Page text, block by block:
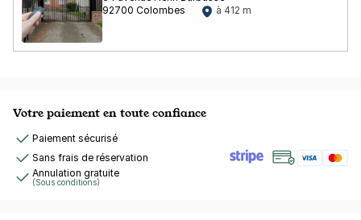
92700 Colombes
à 412 m
Votre paiement en toute confiance
Paiement sécurisé
Sans frais de réservation
Annulation gratuite
(Sous conditions)